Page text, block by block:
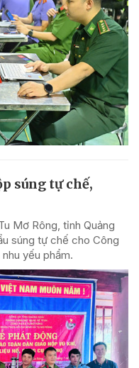
súng tự chế,
Mơ Rông, tỉnh Quảng
súng tự chế cho Công
yếu phẩm.